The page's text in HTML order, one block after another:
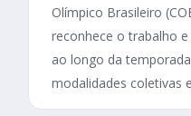
Olímpico Brasileiro
reconhece o trabalho
ao longo da
modalidades coletivas